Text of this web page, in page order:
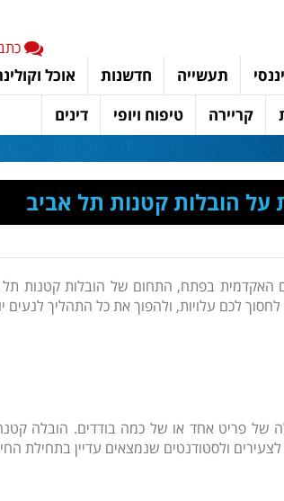
תעשייה חדשנות אוכל
קריירה טיפוח ויופי דינים
הובלות קטנות תל אביב
האקדמית בפתח, התחום של הובלות קטנות
לחסוך לכם עלויות, ולהפוך את כל התהליך
של פריט אחד או של כמה בודדים. הובלה
ולסטודנטים שנמצאים עדיין בתחילת